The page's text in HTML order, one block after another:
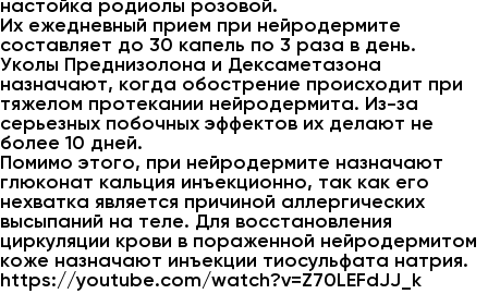
настойка родиолы розовой.
Их ежедневный прием при нейродермите
составляет до 30 капель по 3 раза в день.
Уколы Преднизолона и Дексаметазона
назначают, когда обострение происходит при
тяжелом протекании нейродермита. Из-за
серьезных побочных эффектов их делают не
более 10 дней.
Помимо этого, при нейродермите назначают
глюконат кальция инъекционно, так как его
нехватка является причиной аллергических
высыпаний на теле. Для восстановления
циркуляции крови в пораженной нейродермитом
коже назначают инъекции тиосульфата натрия.
https://youtube.com/watch?v=Z70LEFdJJ_k